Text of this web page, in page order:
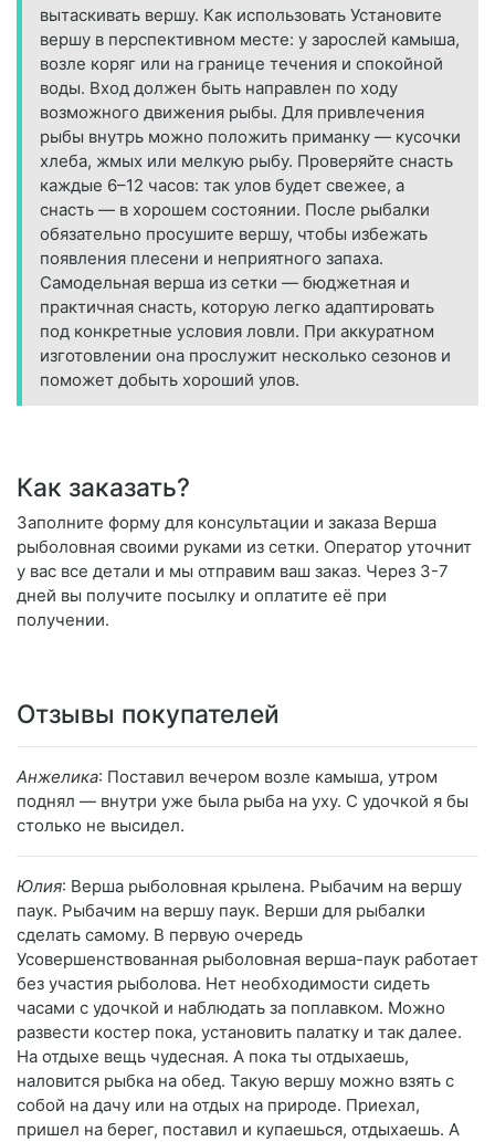
вытаскивать вершу. Как использовать Установите
вершу в перспективном месте: у зарослей камыша,
возле коряг или на границе течения и спокойной
воды. Вход должен быть направлен по ходу
возможного движения рыбы. Для привлечения
рыбы внутрь можно положить приманку — кусочки
хлеба, жмых или мелкую рыбу. Проверяйте снасть
каждые 6–12 часов: так улов будет свежее, а
снасть — в хорошем состоянии. После рыбалки
обязательно просушите вершу, чтобы избежать
появления плесени и неприятного запаха.
Самодельная верша из сетки — бюджетная и
практичная снасть, которую легко адаптировать
под конкретные условия ловли. При аккуратном
изготовлении она прослужит несколько сезонов и
поможет добыть хороший улов.
Как заказать?
Заполните форму для консультации и заказа Верша
рыболовная своими руками из сетки. Оператор уточнит
у вас все детали и мы отправим ваш заказ. Через 3-7
дней вы получите посылку и оплатите её при
получении.
Отзывы покупателей
Анжелика: Поставил вечером возле камыша, утром
поднял — внутри уже была рыба на уху. С удочкой я бы
столько не высидел.
Юлия: Верша рыболовная крылена. Рыбачим на вершу
паук. Рыбачим на вершу паук. Верши для рыбалки
сделать самому. В первую очередь
Усовершенствованная рыболовная верша-паук работает
без участия рыболова. Нет необходимости сидеть
часами с удочкой и наблюдать за поплавком. Можно
развести костер пока, установить палатку и так далее.
На отдыхе вещь чудесная. А пока ты отдыхаешь,
наловится рыбка на обед. Такую вершу можно взять с
собой на дачу или на отдых на природе. Приехал,
пришел на берег, поставил и купаешься, отдыхаешь. А